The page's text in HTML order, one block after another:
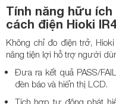
Tính năng hữu
cách điện Hioki
Không chỉ đo điện trở,
năng tiện lợi hỗ trợ người
Đưa ra kết quả PASS/
đèn báo và hiển thị LCD.
Tích hợp tự động phát